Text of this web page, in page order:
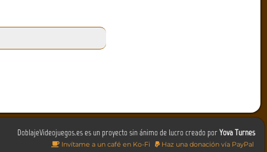
DoblajeVideojuegos.es es un proyecto sin ánimo de lucro creado porYova Turnes
Invítame a un café en Ko-Fi Haz una donación vía PayPal